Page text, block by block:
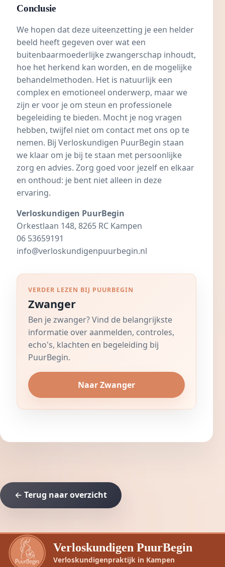
Conclusie
We hopen dat deze uiteenzetting je een helder
beeld heeft gegeven over wat een
buitenbaarmoederlijke zwangerschap inhoudt,
hoe het herkend kan worden, en de mogelijke
behandelmethoden. Het is natuurlijk een
complex en emotioneel onderwerp, maar we
zijn er voor je om steun en professionele
begeleiding te bieden. Mocht je nog vragen
hebben, twijfel niet om contact met ons op te
nemen. Bij Verloskundigen PuurBegin staan
we klaar om je bij te staan met persoonlijke
zorg en advies. Zorg goed voor jezelf en elkaar
en onthoud: je bent niet alleen in deze
ervaring.
Verloskundigen PuurBegin
Orkestlaan 148, 8265 RC Kampen
06 53659191
info@verloskundigenpuurbegin.nl
VERDER LEZEN BIJ PUURBEGIN
Zwanger
Ben je zwanger? Vind de belangrijkste
informatie over aanmelden, controles,
echo's, klachten en begeleiding bij
PuurBegin.
Naar Zwanger
← Terug naar overzicht
Verloskundigen PuurBegin
Verloskundigenpraktijk in Kampen